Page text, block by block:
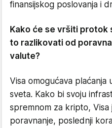
finansijskog poslovanja i
Kako će se vršiti protok
to razlikovati od
valute?
Visa omogućava plaćanja
sveta. Kako bi svoju
spremnom za kripto,
poravnanje, poslednji